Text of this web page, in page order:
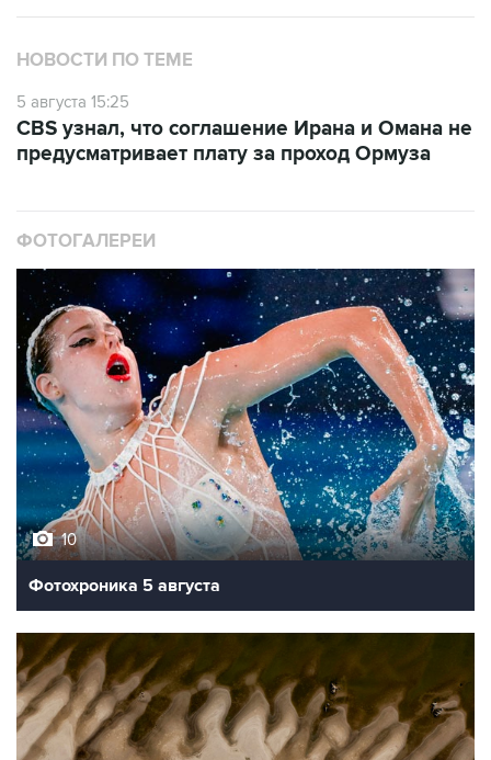
НОВОСТИ ПО ТЕМЕ
5 августа 15:25
CBS узнал, что соглашение Ирана и Омана не
предусматривает плату за проход Ормуза
ФОТОГАЛЕРЕИ
10
Фотохроника 5 августа